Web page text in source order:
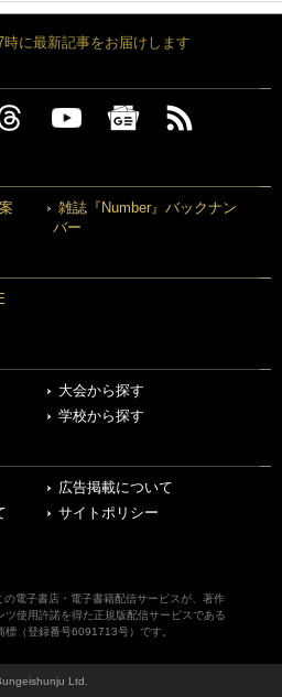
に最新記事をお届けします
雑誌『Number』バックナン
バー
大会から探す
学校から探す
広告掲載について
サイトポリシー
の電子書店・電子書籍配信サービスが、著作
ツ使用許諾を得た正規版配信サービスである
標（登録番号6091713号）です。
Ltd.